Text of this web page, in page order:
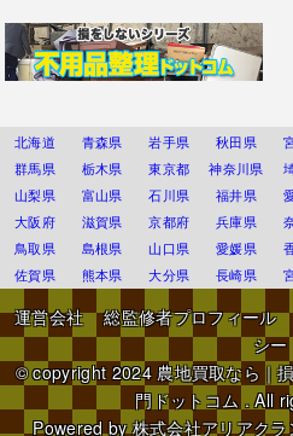
北海道 青森県 岩手県 秋田県
群馬県
栃木県 東京都 神奈川県
山梨県
富山県 石川県 福井県
大阪府
滋賀県 京都府 兵庫県
鳥取県
島根県 山口県 愛媛県
佐賀県
熊本県 大分県 長崎県
運営会社 総監修者プロフィール
シー
© copyright 2024農地買取なら｜
門ドットコム . All
Powered by株式会社アリアク